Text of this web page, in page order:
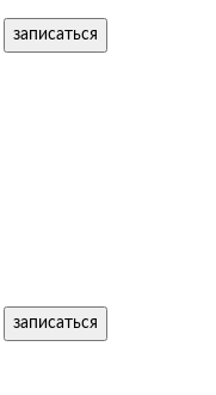
записаться
записаться